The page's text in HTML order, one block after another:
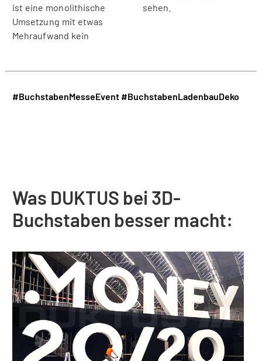
ist eine monolithische
Umsetzung mit etwas
Mehraufwand kein
sehen.
#BuchstabenMesseEvent#BuchstabenLadenbauDeko
Was DUKTUS bei 3D-
Buchstaben besser macht: